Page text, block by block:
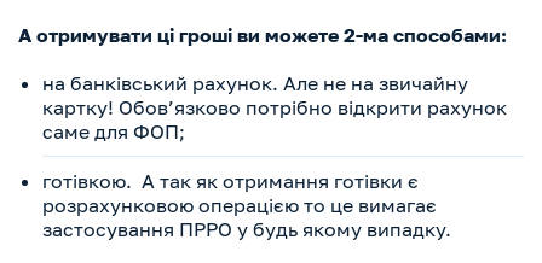
А отримувати ці гроші ви можете 2-ма способами:
на банківський рахунок. Але не на звичайну
картку! Обов’язково потрібно відкрити рахунок
саме для ФОП;
готівкою. А так як отримання готівки є
розрахунковою операцією то це вимагає
застосування ПРРО у будь якому випадку.